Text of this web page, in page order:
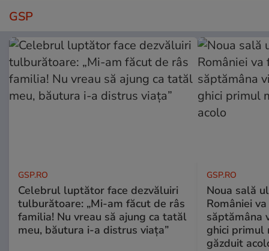
GSP
GSP.RO
Celebrul luptător face dezvăluiri
tulburătoare: „Mi-am făcut de râs
familia! Nu vreau să ajung ca tatăl
meu, băutura i-a distrus viața”
GSP.RO
Noua sală
României
săptămâna
ghici primul
găzduit